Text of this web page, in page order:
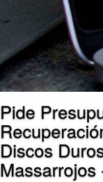
Pide
Discos
Massarrojos